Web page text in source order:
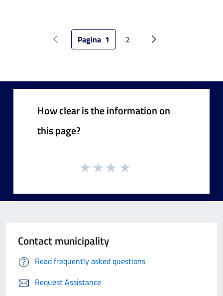
Pagina precedente
Pagina 1 2 Pagina successiva
How clear is the information on
this page?
Contact municipality
Read frequently asked questions
Request Assistance